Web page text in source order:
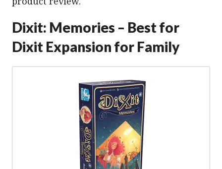
Dixit: Memories – Best for
Dixit Expansion for Family